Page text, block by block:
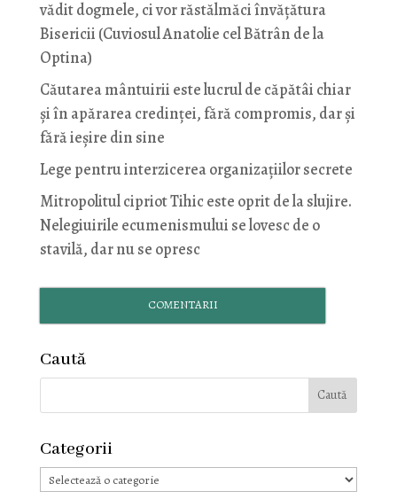
vădit dogmele, ci vor răstălmăci învățătura
Bisericii (Cuviosul Anatolie cel Bătrân de la
Optina)
Căutarea mântuirii este lucrul de căpătâi chiar
și în apărarea credinței, fără compromis, dar și
fără ieșire din sine
Lege pentru interzicerea organizaţiilor secrete
Mitropolitul cipriot Tihic este oprit de la slujire.
Nelegiuirile ecumenismului se lovesc de o
stavilă, dar nu se opresc
COMENTARII
Caută
Categorii
Categorii